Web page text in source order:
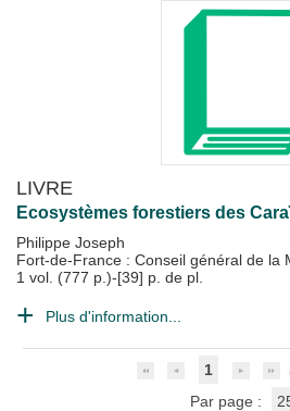
LIVRE
Ecosystèmes forestiers des
Philippe Joseph
Fort-de-France : Conseil général de la
1 vol. (777 p.)-[39] p. de pl.
Plus d'information...
1
Par page :